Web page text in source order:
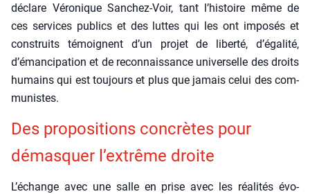
déclare Véro­nique San­chez-Voir, tant l’histoire même de
ces ser­vices publics et des luttes qui les ont impo­sés et
construits témoignent d’un pro­jet de liber­té, d’égalité,
d’émancipation et de recon­nais­sance uni­ver­selle des droits
humains qui est tou­jours et plus que jamais celui des com­
mu­nistes.
Des pro­po­si­tions concrètes pour
démas­quer l’extrême droite
L’échange avec une salle en prise avec les réa­li­tés évo­